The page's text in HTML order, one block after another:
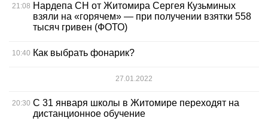
21:08 Нардепа СН от Житомира Сергея Кузьминых
взяли на «горячем» — при получении взятки 558
тысяч гривен (ФОТО)
10:40 Как выбрать фонарик?
27.01.2022
20:30 С 31 января школы в Житомире переходят на
дистанционное обучение